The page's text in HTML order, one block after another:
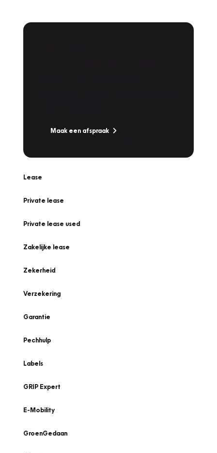
Maak een afspraak
Lease
Private lease
Private lease used
Zakelijke lease
Zekerheid
Verzekering
Garantie
Pechhulp
Labels
GRIP Expert
E-Mobility
GroenGedaan